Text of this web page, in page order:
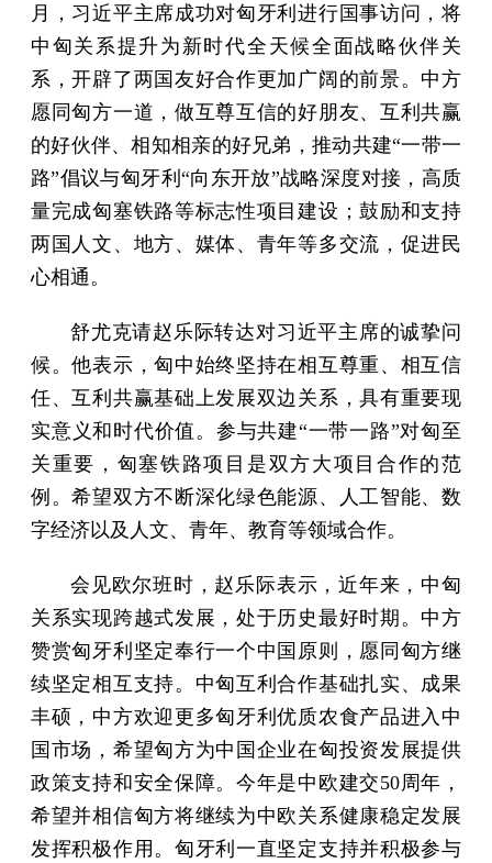
月，习近平主席成功对匈牙利进行国事访问，将
中匈关系提升为新时代全天候全面战略伙伴关
系，开辟了两国友好合作更加广阔的前景。中方
愿同匈方一道，做互尊互信的好朋友、互利共赢
的好伙伴、相知相亲的好兄弟，推动共建“一带一
路”倡议与匈牙利“向东开放”战略深度对接，高质
量完成匈塞铁路等标志性项目建设；鼓励和支持
两国人文、地方、媒体、青年等多交流，促进民
心相通。
舒尤克请赵乐际转达对习近平主席的诚挚问
候。他表示，匈中始终坚持在相互尊重、相互信
任、互利共赢基础上发展双边关系，具有重要现
实意义和时代价值。参与共建“一带一路”对匈至
关重要，匈塞铁路项目是双方大项目合作的范
例。希望双方不断深化绿色能源、人工智能、数
字经济以及人文、青年、教育等领域合作。
会见欧尔班时，赵乐际表示，近年来，中匈
关系实现跨越式发展，处于历史最好时期。中方
赞赏匈牙利坚定奉行一个中国原则，愿同匈方继
续坚定相互支持。中匈互利合作基础扎实、成果
丰硕，中方欢迎更多匈牙利优质农食产品进入中
国市场，希望匈方为中国企业在匈投资发展提供
政策支持和安全保障。今年是中欧建交50周年，
希望并相信匈方将继续为中欧关系健康稳定发展
发挥积极作用。匈牙利一直坚定支持并积极参与